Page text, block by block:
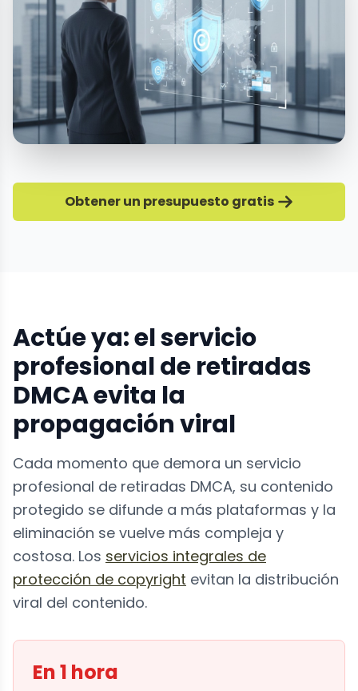
Obtener un presupuesto gratis
Actúe ya: el servicio
profesional de retiradas
DMCA evita la
propagación viral
Cada momento que demora un servicio
profesional de retiradas DMCA, su contenido
protegido se difunde a más plataformas y la
eliminación se vuelve más compleja y
costosa. Los servicios integrales de
protección de copyright evitan la distribución
viral del contenido.
En 1 hora